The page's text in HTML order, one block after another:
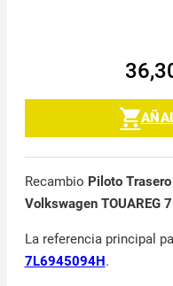
Recambio Piloto
Volkswagen TOUAREG
La referencia principal
7L6945094H.